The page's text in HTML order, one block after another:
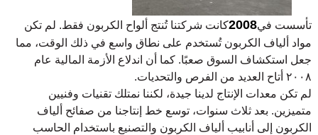
تأسست في2008كانت شركتنا تُنتج ألواح الكربون فقط. لم تكن
مواد ألياف الكربون تُستخدم على نطاق واسع في ذلك الوقت، مما
جعل استكشاف السوق صعبًا. كما أن اندلاع الأزمة المالية عام
٢٠٠٨ أتاح العديد من الفرص والتحديات.
لم تكن معدات الإنتاج لدينا جيدة، لكننا نمتلك تقنيات وفنيين
متميزين. بعد ثلاث سنوات، توسع خط إنتاجنا من صفائح ألياف
الكربون إلى أنابيب ألياف الكربون والتصنيع باستخدام الحاسب